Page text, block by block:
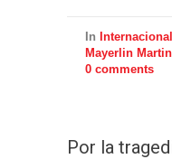
In
Mayerlin
0 comments
Por la